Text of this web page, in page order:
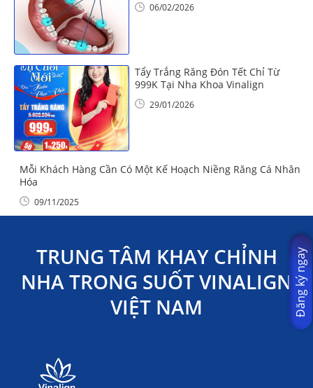
06/02/2026
Tẩy Trắng Răng Đón Tết Chỉ Từ
999K Tại Nha Khoa Vinalign
29/01/2026
Mỗi Khách Hàng Cần Có Một Kế Hoạch Niềng Răng Cá Nhân
Hóa
09/11/2025
TRUNG TÂM KHAY CHỈNH
NHA TRONG SUỐT VINALIGN
VIỆT NAM
Đăng ký ngay